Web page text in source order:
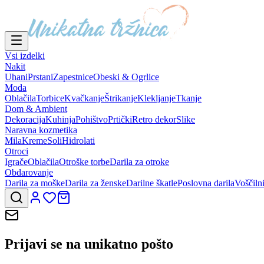
Vsi izdelki
Nakit
UhaniPrstaniZapestniceObeski & Ogrlice
Moda
OblačilaTorbiceKvačkanjeŠtrikanjeKlekljanjeTkanje
Dom & Ambient
DekoracijaKuhinjaPohištvoPrtičkiRetro dekorSlike
Naravna kozmetika
MilaKremeSoliHidrolati
Otroci
IgračeOblačilaOtroške torbeDarila za otroke
Obdarovanje
Darila za moškeDarila za ženskeDarilne škatlePoslovna darila
Prijavi se na unikatno pošto